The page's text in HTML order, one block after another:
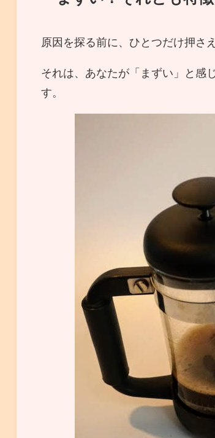
原因を探る前に、ひとつだけ押さ
それは、あなたが「まずい」と感
す。